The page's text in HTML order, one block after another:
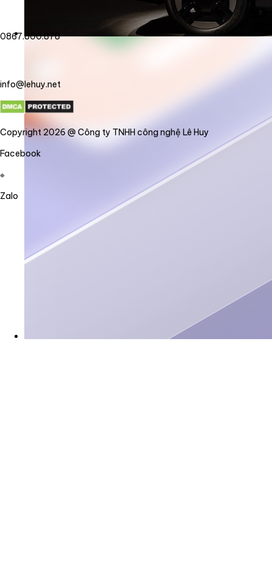
0867.800.878
info@lehuy.net
Copyright 2026 @ Công ty TNHH công nghệ Lê Huy
Facebook
Zalo